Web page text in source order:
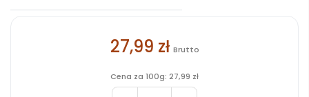
27,99 zł Brutto
Cena za 100g: 27,99 zł